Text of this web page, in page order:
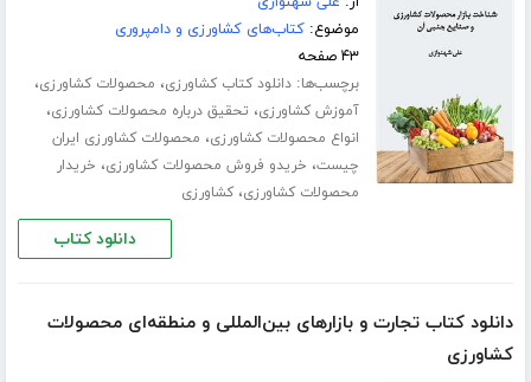
موضوع:کتاب‌های کشاورزی و دامپروری
۴۳ صفحه
برچسب‌ها:دانلود کتاب کشاورزی، محصولات کشاورزی،
آموزش کشاورزی، تحقیق درباره محصولات کشاورزی،
انواع محصولات کشاورزی، محصولات کشاورزی ایران
چیست، خریدو فروش محصولات کشاورزی، خریدار
محصولات کشاورزی،کشاورزی
دانلود کتاب
دانلود کتاب تجارت و بازارهای بین‌المللی و منطقه‌ای محصولات
کشاورزی